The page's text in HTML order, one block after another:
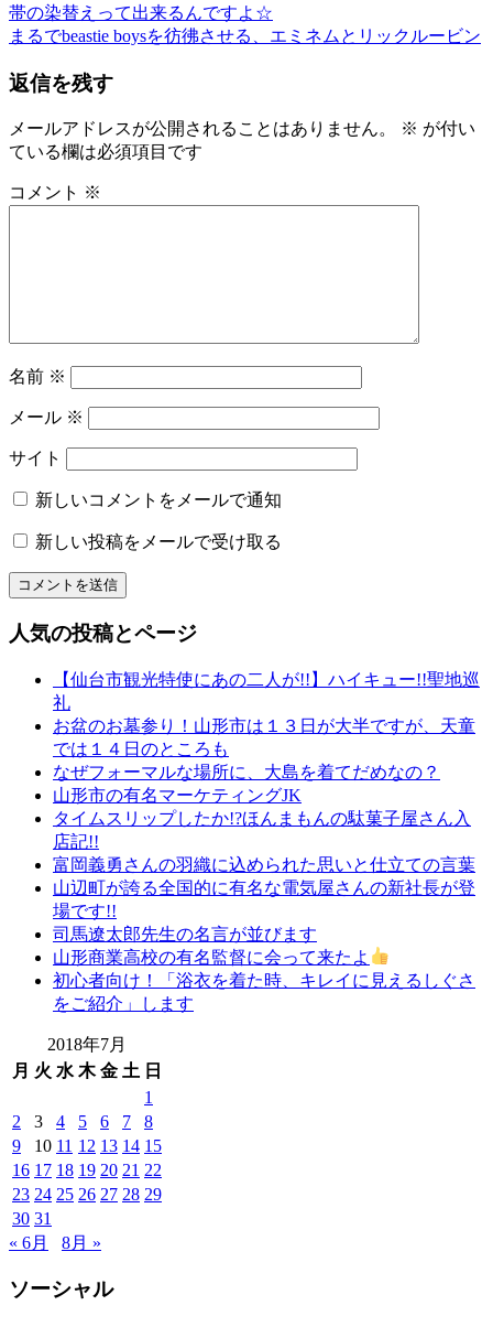
き
も
や
ち
屋
交
着
レ
ン
ル
り
組
み
勢
弥
京
染
店
思
い
出
く
投
稿
ナ
ビ
ゲ
ー
前
の
事:
帯の染替えって出来るんですよ☆
次
記
まるでbeastie boysを彷彿させる、エミネムとリックルービン
返信を残す
メールアドレスが公開されることはありません。 ※ が付い
ている欄は必須項目です
コメント ※
名前 ※
メール ※
サイト
新しいコメントをメールで通知
新しい投稿をメールで受け取る
人気の投稿とページ
【仙台市観光特使にあの二人が!!】ハイキュー!!聖地巡
礼
お盆のお墓参り！山形市は１３日が大半ですが、天童
では１４日のところも
なぜフォーマルな場所に、大島を着てだめなの？
山形市の有名マーケティングJK
タイムスリップしたか!?ほんまもんの駄菓子屋さん入
店記!!
富岡義勇さんの羽織に込められた思いと仕立ての言葉
山辺町が誇る全国的に有名な電気屋さんの新社長が登
場です!!
司馬遼太郎先生の名言が並びます
山形商業高校の有名監督に会って来たよ
初心者向け！「浴衣を着た時、キレイに見えるしぐさ
をご紹介」します
2018年7月
月 火 水 木 金 土 日
1
2
3 4 5 6 7
8
9
10 11 12 13 14 15
16 17 18 19 20 21 22
23 24 25 26 27 28 29
30 31
« 6月
8月 »
ソーシャル